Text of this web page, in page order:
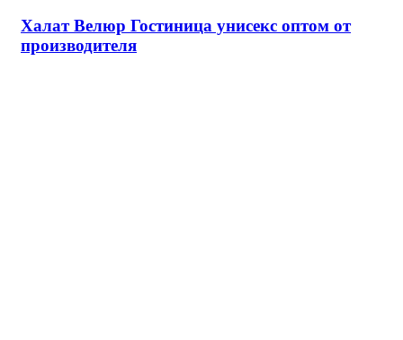
Халат Велюр Гостиница унисекс оптом от
производителя